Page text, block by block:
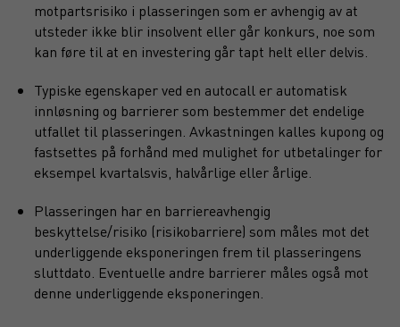
motpartsrisiko i plasseringen som er avhengig av at
utsteder ikke blir insolvent eller går konkurs, noe som
kan føre til at en investering går tapt helt eller delvis.
Typiske egenskaper ved en autocall er automatisk
innløsning og barrierer som bestemmer det endelige
utfallet til plasseringen. Avkastningen kalles kupong og
fastsettes på forhånd med mulighet for utbetalinger for
eksempel kvartalsvis, halvårlige eller årlige.
Plasseringen har en barriereavhengig
beskyttelse/risiko (risikobarriere) som måles mot det
underliggende eksponeringen frem til plasseringens
sluttdato. Eventuelle andre barrierer måles også mot
denne underliggende eksponeringen.